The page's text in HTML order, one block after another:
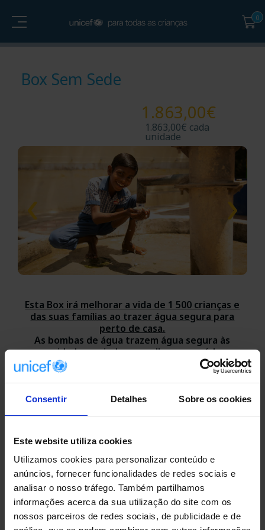
Consentir Detalhes Sobre os cookies
Este website utiliza cookies
Utilizamos cookies para personalizar conteúdo e
anúncios, fornecer funcionalidades de redes sociais e
analisar o nosso tráfego. Também partilhamos
informações acerca da sua utilização do site com os
nossos parceiros de redes sociais, de publicidade e de
Box Sem Sede
1.863,00€
1.863,00€ cada
unidade
Esta Box irá melhorar a vida de 1 500 crianças e
das suas famílias ao trazer água segura para
perto de casa.
As bombas de água trazem água segura às
comunidades e ajudam a melhorar a saúde e o
saneamento em geral.
As raparigas que
normalmente faltam à escola para recolher água
são especialmente beneficiadas, uma vez que
podem regressar às aulas.
Esta box contém5 bombas de água
Ofereça este presente em nome de quem mais
gosta:
Quero personalizar um postal digital e enviar por email
Quero personalizar um postal para imprimir em casa
Personalize o seu postal
Envie o seu Presente para a Vida em nome de quem
mais gosta. Escreva uma mensagem para lhe mostrar
que, este ano, o seu presente tem mais valor.